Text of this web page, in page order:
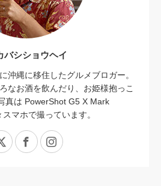
バシショウヘイ
沖縄に移住したグルメブロガー。
なお酒を飲んだり、お姫様抱っこ
真は PowerShot G5 X Mark
マホで撮っています。
X FacebookInstagram